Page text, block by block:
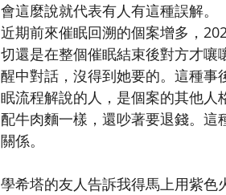
會這麼說就代表有人有這種誤解。
近期前來催眠回溯的個案增多，
切還是在整個催眠結束後對方才
醒中對話，沒得到她要的。這種
眠流程解說的人，是個案的其他
配牛肉麵一樣，還吵著要退錢。
關係。
學希塔的友人告訴我得馬上用紫色